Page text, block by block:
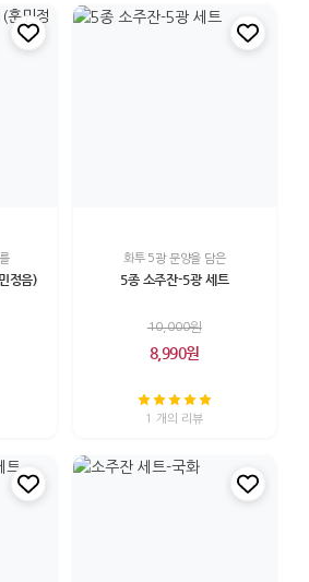
정음)
화투 5광 문양을 담은
5종 소주잔-5광 세트
10,000원
8,990원
1 개의 리뷰